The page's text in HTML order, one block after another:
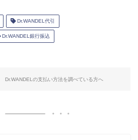
Dr.WANDEL代引
Dr.WANDEL銀行振込
Dr.WANDELの支払い方法を調べている方へ